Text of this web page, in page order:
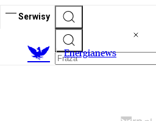
Serwisy
Energianews